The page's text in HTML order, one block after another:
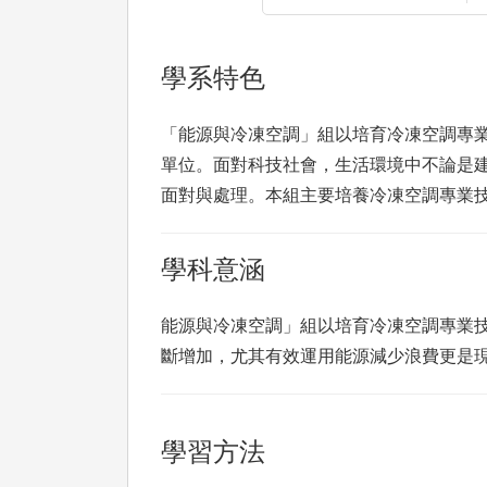
學系特色
「能源與冷凍空調」組以培育冷凍空調
單位。面對科技社會，生活環境中不論是
面對與處理。本組主要培養冷凍空調專業
學科意涵
能源與冷凍空調」組以培育冷凍空調專業
斷增加，尤其有效運用能源減少浪費更是
學習方法